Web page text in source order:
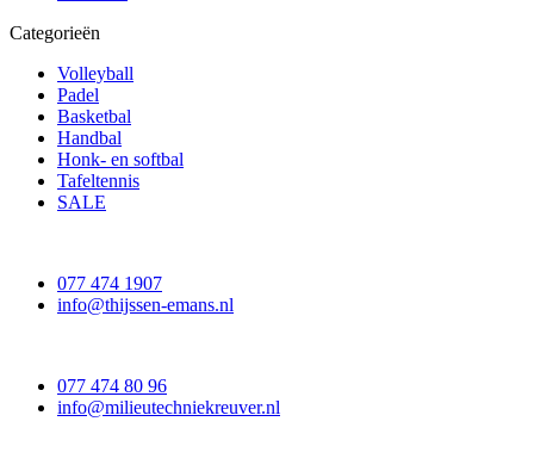
Categorieën
Volleyball
Padel
Basketbal
Handbal
Honk- en softbal
Tafeltennis
SALE
077 474 1907
info@thijssen-emans.nl
077 474 80 96
info@milieutechniekreuver.nl